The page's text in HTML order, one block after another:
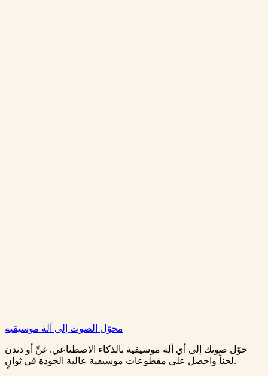
0:00/0:00
محوّل الصوت إلى آلة موسيقية
حوّل صوتك إلى أي آلة موسيقية بالذكاء الاصطناعي. غنِّ أو دندن
لحناً واحصل على مقطوعات موسيقية عالية الجودة في ثوانٍ.